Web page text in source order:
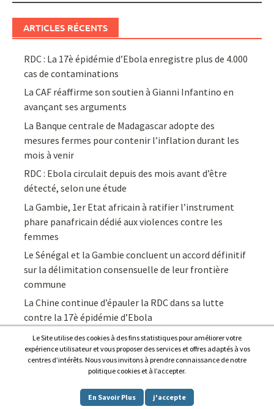
ARTICLES RÉCENTS
RDC : La 17è épidémie d’Ebola enregistre plus de 4.000
cas de contaminations
La CAF réaffirme son soutien à Gianni Infantino en
avançant ses arguments
La Banque centrale de Madagascar adopte des
mesures fermes pour contenir l’inflation durant les
mois à venir
RDC : Ebola circulait depuis des mois avant d’être
détecté, selon une étude
La Gambie, 1er Etat africain à ratifier l’instrument
phare panafricain dédié aux violences contre les
femmes
Le Sénégal et la Gambie concluent un accord définitif
sur la délimitation consensuelle de leur frontière
commune
La Chine continue d’épauler la RDC dans sa lutte
contre la 17è épidémie d’Ebola
Afrique7, l’info du continent en continu
Proudly powered by WordPress.| Theme: Awaken by
Le Site utilise des cookies à des fins statistiques pour améliorer votre
expérience utilisateur et vous proposer des services et offres adaptés à vos
centres d’intérêts. Nous vous invitons à prendre connaissance de notre
politique cookies et à l’accepter.
En Savoir Plus j'accepte